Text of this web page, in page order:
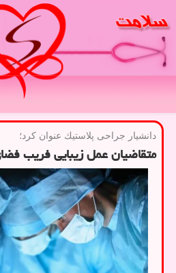
دانشیار جراحی پلاستیك عنوان كرد؛
متقاضیان عمل زیبایی فریب